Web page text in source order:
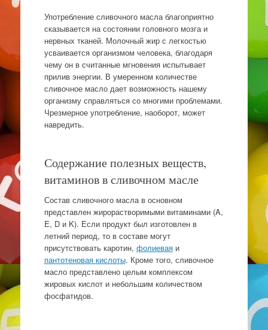
Употребление сливочного масла благоприятно
сказывается на состоянии головного мозга и
нервных тканей. Молочный жир с легкостью
усваивается организмом человека, благодаря
чему он в считанные мгновения испытывает
прилив энергии. В умеренном количестве
сливочное масло дает возможность нашему
организму справляться со многими проблемами.
Чрезмерное употребление, наоборот, может
навредить.
Содержание полезных веществ,
витаминов в сливочном масле
Состав сливочного масла в основном
представлен жирорастворимыми витаминами (A,
E, D и K). Если продукт был изготовлен в
летний период, то в составе могут
присутствовать каротин, фолиеваяи
пантотеновая кислоты. Кроме того, сливочное
масло представлено целым комплексом
жировых кислот и небольшим количеством
фосфатидов.